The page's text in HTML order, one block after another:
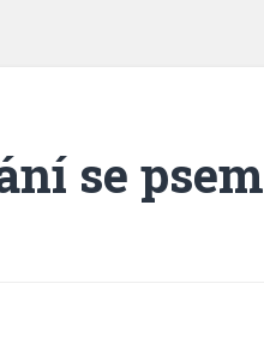
se psem